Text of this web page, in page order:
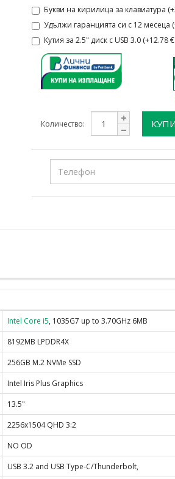
Букви на кирилица за клавиатура
Удължи гаранцията си с 12 месеца
Кутия за 2.5" диск с USB 3.0 (+12.78
Количество:
Intel Core i5, 1035G7 up to 3.70GHz 6MB
8192MB LPDDR4X
256GB M.2 NVMe SSD
Intel Iris Plus Graphics
13.5"
2256x1504 QHD 3:2
NO OD
USB 3.2 and USB Type-C/Thunderbolt,